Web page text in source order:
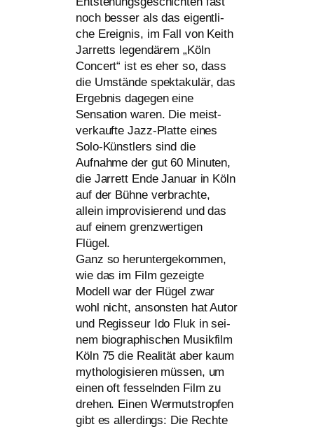
noch bes­ser als das eigent­li­
che Ereignis, im Fall von Keith
Jarretts legen­dä­rem „Köln
Concert“ ist es eher so, dass
die Umstände spek­ta­ku­lär, das
Ergebnis dage­gen eine
Sensation waren. Die meist­
ver­kauf­te Jazz-Platte eines
Solo-Künstlers sind die
Aufnahme der gut 60 Minuten,
die Jarrett Ende Januar in Köln
auf der Bühne ver­brach­te,
allein impro­vi­sie­rend und das
auf einem grenz­wer­ti­gen
Flügel.
Ganz so her­un­ter­ge­kom­men,
wie das im Film gezeig­te
Modell war der Flügel zwar
wohl nicht, ansons­ten hat Autor
und Regisseur Ido Fluk in sei­
nem bio­gra­phi­schen Musikfilm
Köln 75 die Realität aber kaum
mytho­lo­gi­sie­ren müs­sen, um
einen oft fes­seln­den Film zu
dre­hen. Einen Wermutstropfen
gibt es aller­dings: Die Rechte